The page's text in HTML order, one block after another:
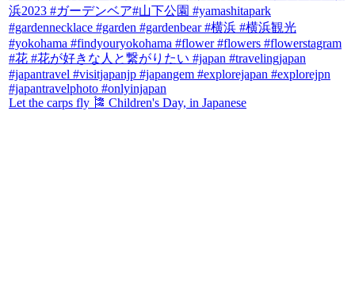
Let the carps fly 🎏 Children's Day, in Japanese